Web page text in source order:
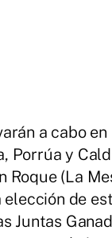
a cabo
Porrúa y
Roque (La
elección de
Juntas